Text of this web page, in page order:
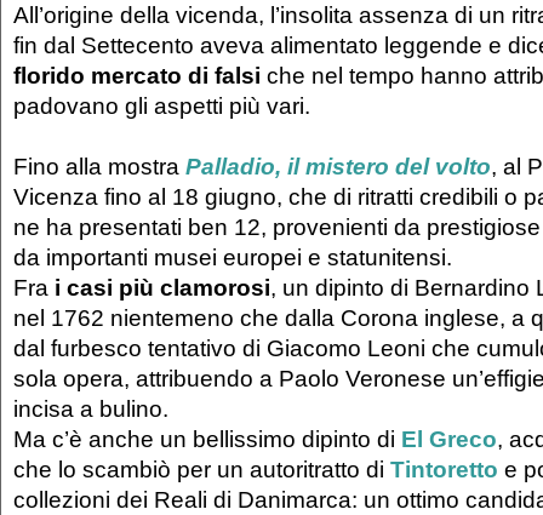
All’origine della vicenda, l’insolita assenza di un
fin dal Settecento aveva alimentato leggende e
florido mercato di falsi che nel tempo hanno
padovano gli aspetti più vari.
Fino alla mostra Palladio, il mistero del volto, al
Vicenza fino al 18 giugno, che di ritratti credibili o
ne ha presentati ben 12, provenienti da
da importanti musei europei e statunitensi.
Fra i casi più clamorosi, un dipinto di Bernardino
nel 1762 nientemeno che dalla Corona inglese, a
dal furbesco tentativo di Giacomo Leoni che
sola opera, attribuendo a Paolo Veronese
incisa a bulino.
Ma c’è anche un bellissimo dipinto di El Greco,
che lo scambiò per un autoritratto di Tintoretto e
collezioni dei Reali di Danimarca: un ottimo